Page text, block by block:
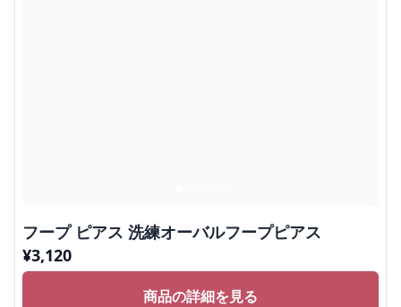
フープ ピアス 洗練オーバルフープピアス
¥3,120
商品の詳細を見る